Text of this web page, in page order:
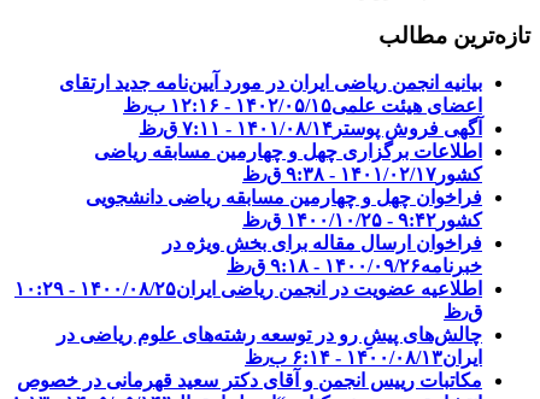
تازه‌ترین مطالب
بیانیه انجمن ریاضی ایران در مورد آیین‌نامه جدید ارتقای
اعضای هیئت علمی۱۴۰۲/۰۵/۱۵ - ۱۲:۱۶ ب٫ظ
آگهی فروش پوستر ۱۴۰۱/۰۸/۱۴ - ۷:۱۱ ق٫ظ
اطلاعات برگزاری چهل و چهارمین مسابقه ریاضی
کشور ۱۴۰۱/۰۲/۱۷ - ۹:۳۸ ق٫ظ
فراخوان چهل و چهارمین مسابقه ریاضی دانشجویی
کشور‎‎ ۱۴۰۰/۱۰/۲۵ - ۹:۴۲ ق٫ظ
فراخوان ارسال مقاله برای بخش ویژه در
خبرنامه۱۴۰۰/۰۹/۲۶ - ۹:۱۸ ق٫ظ
اطلاعیه عضویت در انجمن ریاضی ایران
۱۴۰۰/۰۸/۲۵ - ۱۰:۲۹
ق٫ظ
چالش‌های پیشِ رو در توسعه رشته‌های علوم ریاضی در
ایران۱۴۰۰/۰۸/۱۳ - ۶:۱۴ ب٫ظ
مکاتبات رییس انجمن و آقای دکتر سعید قهرمانی در خصوص